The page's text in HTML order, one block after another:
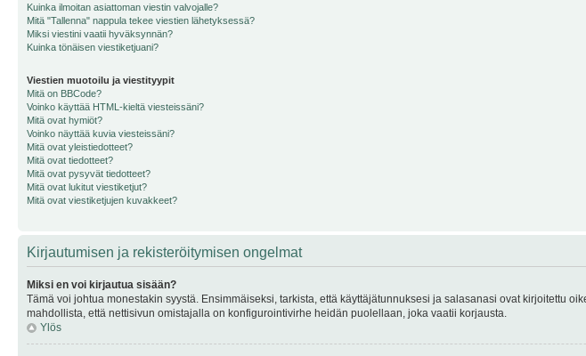
Kuinka ilmoitan asiattoman viestin valvojalle?
Mitä "Tallenna" nappula tekee viestien lähetyksessä?
Miksi viestini vaatii hyväksynnän?
Kuinka tönäisen viestiketjuani?
Viestien muotoilu ja viestityypit
Mitä on BBCode?
Voinko käyttää HTML-kieltä viesteissäni?
Mitä ovat hymiöt?
Voinko näyttää kuvia viesteissäni?
Mitä ovat yleistiedotteet?
Mitä ovat tiedotteet?
Mitä ovat pysyvät tiedotteet?
Mitä ovat lukitut viestiketjut?
Mitä ovat viestiketjujen kuvakkeet?
Kirjautumisen ja rekisteröitymisen ongelmat
Miksi en voi kirjautua sisään?
Tämä voi johtua monestakin syystä. Ensimmäiseksi, tarkista, että käyttäjätunnuksesi ja salasanasi ovat kirjoitettu
mahdollista, että nettisivun omistajalla on konfigurointivirhe heidän puolellaan, joka vaatii korjausta.
Ylös